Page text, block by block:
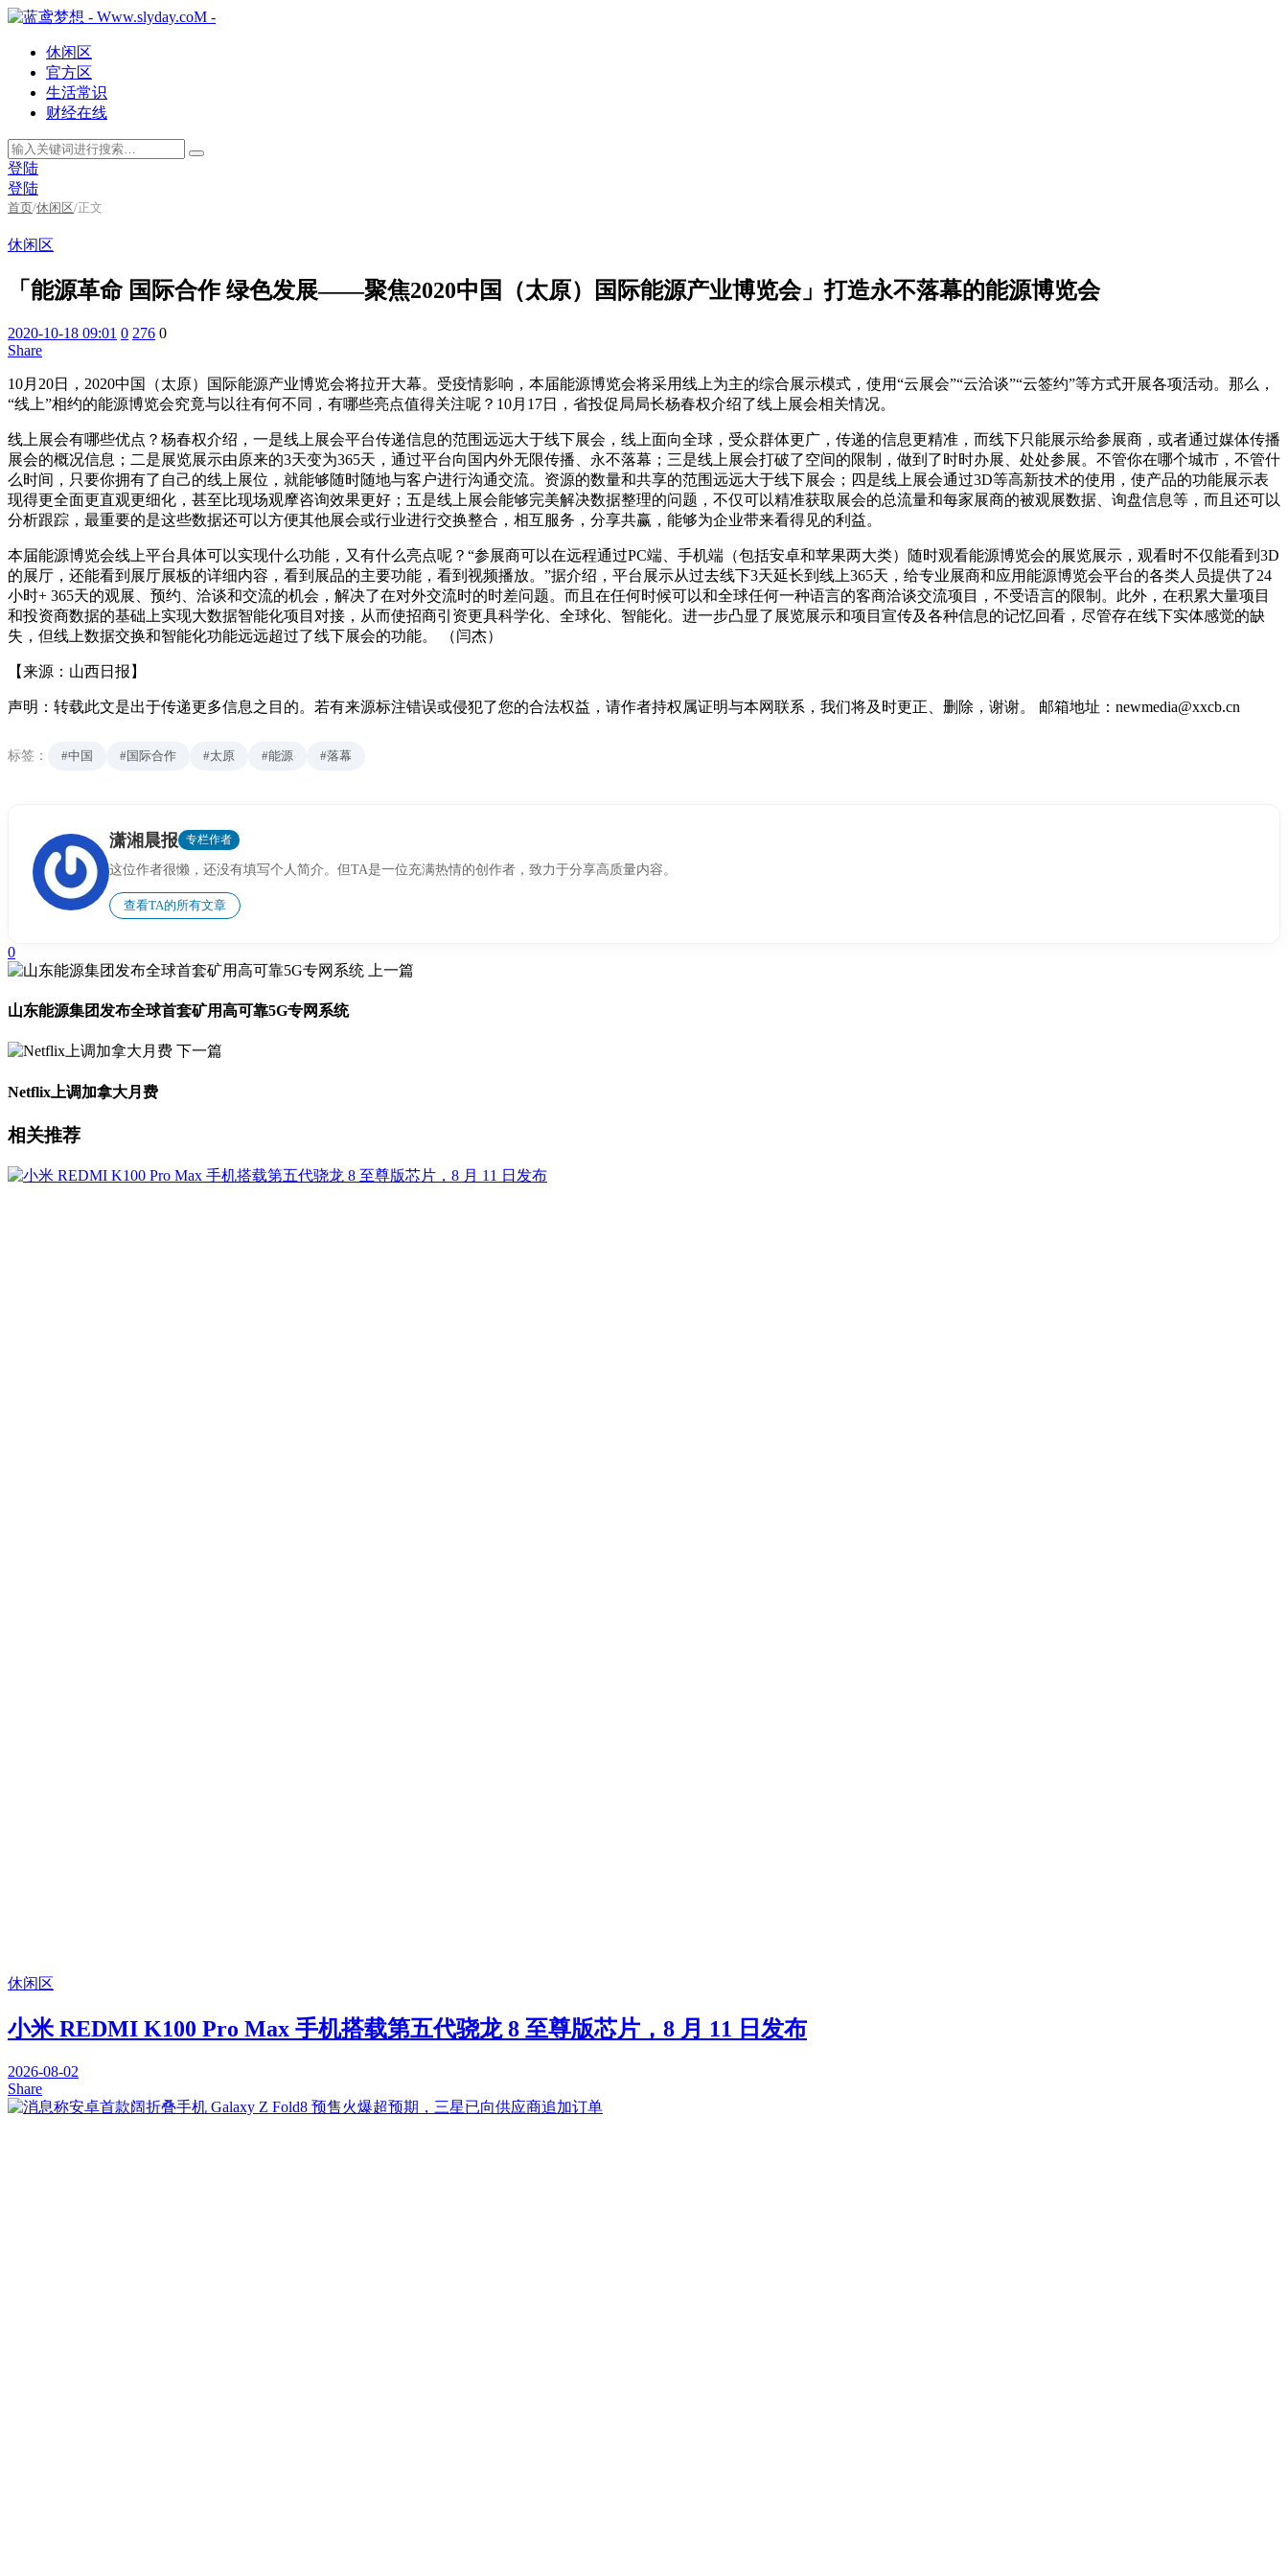
休闲区
官方区
生活常识
财经在线
登陆
登陆
首页/休闲区/正文
休闲区
「能源革命 国际合作 绿色发展——聚焦2020中国（太原）国际能源产业博览会」打造永不落幕的能源博览会
2020-10-18 09:01 0 276 0
Share
10月20日，2020中国（太原）国际能源产业博览会将拉开大幕。受疫情影响，本届能源博览会将采用线上为主的综合展示模式，使用“云展会”“云洽谈”“云签约”等方式开展各项活动。那么，
“线上”相约的能源博览会究竟与以往有何不同，有哪些亮点值得关注呢？10月17日，省投促局局长杨春权介绍了线上展会相关情况。
线上展会有哪些优点？杨春权介绍，一是线上展会平台传递信息的范围远远大于线下展会，线上面向全球，受众群体更广，传递的信息更精准，而线下只能展示给参展商，或者通过媒体传播
展会的概况信息；二是展览展示由原来的3天变为365天，通过平台向国内外无限传播、永不落幕；三是线上展会打破了空间的限制，做到了时时办展、处处参展。不管你在哪个城市，不管什
么时间，只要你拥有了自己的线上展位，就能够随时随地与客户进行沟通交流。资源的数量和共享的范围远远大于线下展会；四是线上展会通过3D等高新技术的使用，使产品的功能展示表
现得更全面更直观更细化，甚至比现场观摩咨询效果更好；五是线上展会能够完美解决数据整理的问题，不仅可以精准获取展会的总流量和每家展商的被观展数据、询盘信息等，而且还可以
分析跟踪，最重要的是这些数据还可以方便其他展会或行业进行交换整合，相互服务，分享共赢，能够为企业带来看得见的利益。
本届能源博览会线上平台具体可以实现什么功能，又有什么亮点呢？“参展商可以在远程通过PC端、手机端（包括安卓和苹果两大类）随时观看能源博览会的展览展示，观看时不仅能看到3D
的展厅，还能看到展厅展板的详细内容，看到展品的主要功能，看到视频播放。”据介绍，平台展示从过去线下3天延长到线上365天，给专业展商和应用能源博览会平台的各类人员提供了24
小时+ 365天的观展、预约、洽谈和交流的机会，解决了在对外交流时的时差问题。而且在任何时候可以和全球任何一种语言的客商洽谈交流项目，不受语言的限制。此外，在积累大量项目
和投资商数据的基础上实现大数据智能化项目对接，从而使招商引资更具科学化、全球化、智能化。进一步凸显了展览展示和项目宣传及各种信息的记忆回看，尽管存在线下实体感觉的缺
失，但线上数据交换和智能化功能远远超过了线下展会的功能。 （闫杰）
【来源：山西日报】
声明：转载此文是出于传递更多信息之目的。若有来源标注错误或侵犯了您的合法权益，请作者持权属证明与本网联系，我们将及时更正、删除，谢谢。 邮箱地址：newmedia@xxcb.cn
标签： #中国 #国际合作 #太原 #能源 #落幕
潇湘晨报 专栏作者
这位作者很懒，还没有填写个人简介。但TA是一位充满热情的创作者，致力于分享高质量内容。
查看TA的所有文章
0
上一篇
山东能源集团发布全球首套矿用高可靠5G专网系统
下一篇
Netflix上调加拿大月费
相关推荐
休闲区
小米 REDMI K100 Pro Max 手机搭载第五代骁龙 8 至尊版芯片，8 月 11 日发布
2026-08-02
Share